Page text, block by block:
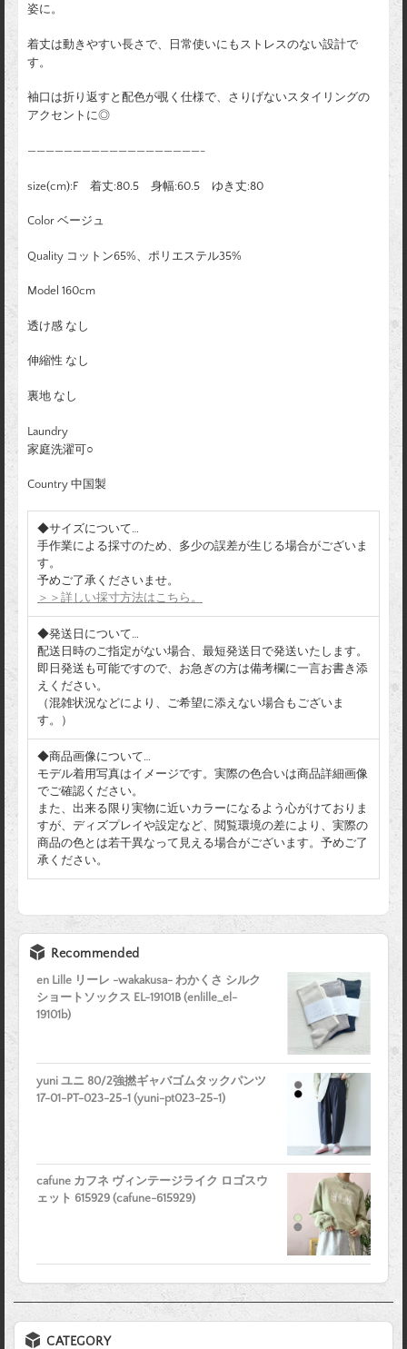
姿に。
着丈は動きやすい長さで、日常使いにもストレスのない設計で
す。
袖口は折り返すと配色が覗く仕様で、さりげないスタイリングの
アクセントに◎
———————————————————-
size(cm):F 着丈:80.5 身幅:60.5 ゆき丈:80
Color ベージュ
Quality コットン65%、ポリエステル35%
Model 160cm
透け感 なし
伸縮性 なし
裏地 なし
Laundry
家庭洗濯可○
Country 中国製
◆サイズについて…
手作業による採寸のため、多少の誤差が生じる場合がございま
す。
予めご了承くださいませ。
＞＞詳しい採寸方法はこちら。
◆発送日について…
配送日時のご指定がない場合、最短発送日で発送いたします。
即日発送も可能ですので、お急ぎの方は備考欄に一言お書き添
えください。
（混雑状況などにより、ご希望に添えない場合もございま
す。）
◆商品画像について…
モデル着用写真はイメージです。実際の色合いは商品詳細画像
でご確認ください。
また、出来る限り実物に近いカラーになるよう心がけておりま
すが、ディズプレイや設定など、閲覧環境の差により、実際の
商品の色とは若干異なって見える場合がございます。予めご了
承ください。
Recommended
en Lille リーレ -wakakusa- わかくさ シルク
ショートソックス EL-19101B (enlille_el-
19101b)
yuni ユニ 80/2強撚ギャバゴムタックパンツ
17-01-PT-023-25-1 (yuni-pt023-25-1)
cafune カフネ ヴィンテージライク ロゴスウ
ェット 615929 (cafune-615929)
CATEGORY